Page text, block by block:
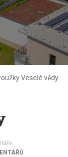
Veselé vědy